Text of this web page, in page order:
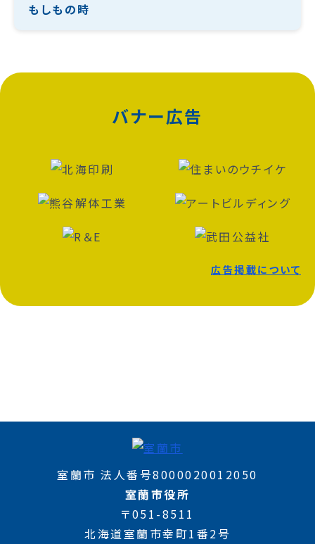
もしもの時
バナー広告
広告掲載について
室蘭市 法人番号8000020012050
室蘭市役所
〒051-8511
北海道室蘭市幸町1番2号